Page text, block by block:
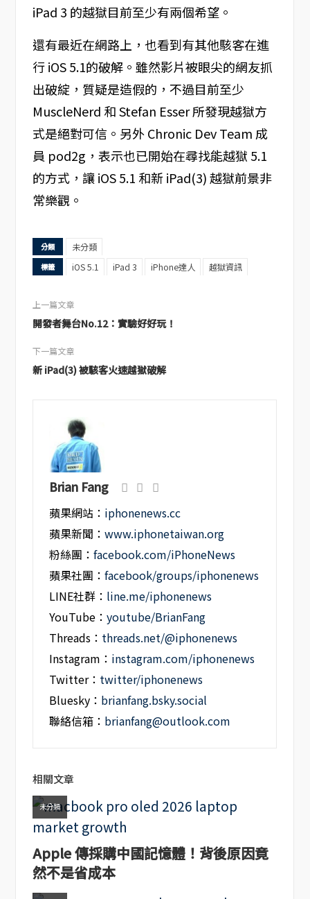
iPad 3 的越獄目前至少有兩個希望。
還有最近在網路上，也看到有其他駭客在進
行 iOS 5.1的破解。雖然影片被眼尖的網友抓
出破綻，質疑是造假的，不過目前至少
MuscleNerd 和 Stefan Esser 所發現越獄方
式是絕對可信。另外 Chronic Dev Team 成
員 pod2g，表示也已開始在尋找能越獄 5.1
的方式，讓 iOS 5.1 和新 iPad(3) 越獄前景非
常樂觀。
分類 未分類
標籤 iOS 5.1 iPad 3 iPhone達人 越獄資訊
上一篇文章
開發者舞台No.12：實驗好好玩！
下一篇文章
新 iPad(3) 被駭客火速越獄破解
Brian Fang
蘋果網站： iphonenews.cc
蘋果新聞：www.iphonetaiwan.org
粉絲團：facebook.com/iPhoneNews
蘋果社團：facebook/groups/iphonenews
LINE社群： line.me/iphonenews
YouTube：youtube/BrianFang
Threads： threads.net/@iphonenews
Instagram： instagram.com/iphonenews
Twitter： twitter/iphonenews
Bluesky： brianfang.bsky.social
聯絡信箱： brianfang@outlook.com
相關文章
未分類
Apple 傳採購中國記憶體！背後原因竟
然不是省成本